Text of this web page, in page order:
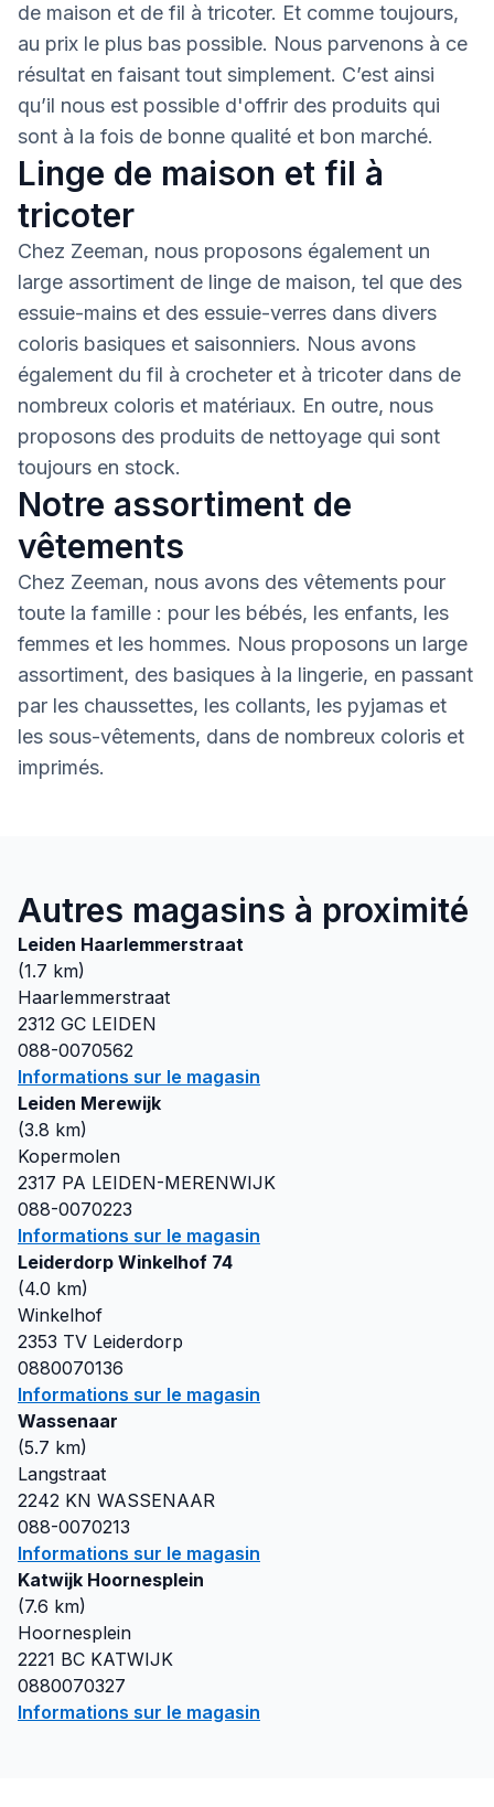
de maison et de fil à tricoter. Et comme toujours,
au prix le plus bas possible. Nous parvenons à ce
résultat en faisant tout simplement. C’est ainsi
qu’il nous est possible d'offrir des produits qui
sont à la fois de bonne qualité et bon marché.
Linge de maison et fil à
tricoter
Chez Zeeman, nous proposons également un
large assortiment de linge de maison, tel que des
essuie-mains et des essuie-verres dans divers
coloris basiques et saisonniers. Nous avons
également du fil à crocheter et à tricoter dans de
nombreux coloris et matériaux. En outre, nous
proposons des produits de nettoyage qui sont
toujours en stock.
Notre assortiment de
vêtements
Chez Zeeman, nous avons des vêtements pour
toute la famille : pour les bébés, les enfants, les
femmes et les hommes. Nous proposons un large
assortiment, des basiques à la lingerie, en passant
par les chaussettes, les collants, les pyjamas et
les sous-vêtements, dans de nombreux coloris et
imprimés.
Autres magasins à proximité
Leiden Haarlemmerstraat
(1.7 km)
Haarlemmerstraat
2312 GC LEIDEN
088-0070562
Informations sur le magasin
Leiden Merewijk
(3.8 km)
Kopermolen
2317 PA LEIDEN-MERENWIJK
088-0070223
Informations sur le magasin
Leiderdorp Winkelhof 74
(4.0 km)
Winkelhof
2353 TV Leiderdorp
0880070136
Informations sur le magasin
Wassenaar
(5.7 km)
Langstraat
2242 KN WASSENAAR
088-0070213
Informations sur le magasin
Katwijk Hoornesplein
(7.6 km)
Hoornesplein
2221 BC KATWIJK
0880070327
Informations sur le magasin